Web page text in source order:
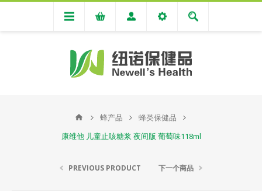
蜂产品
蜂类保健品
康维他 儿童止咳糖浆 夜间版 葡萄味118ml
PREVIOUS PRODUCT 下一个商品